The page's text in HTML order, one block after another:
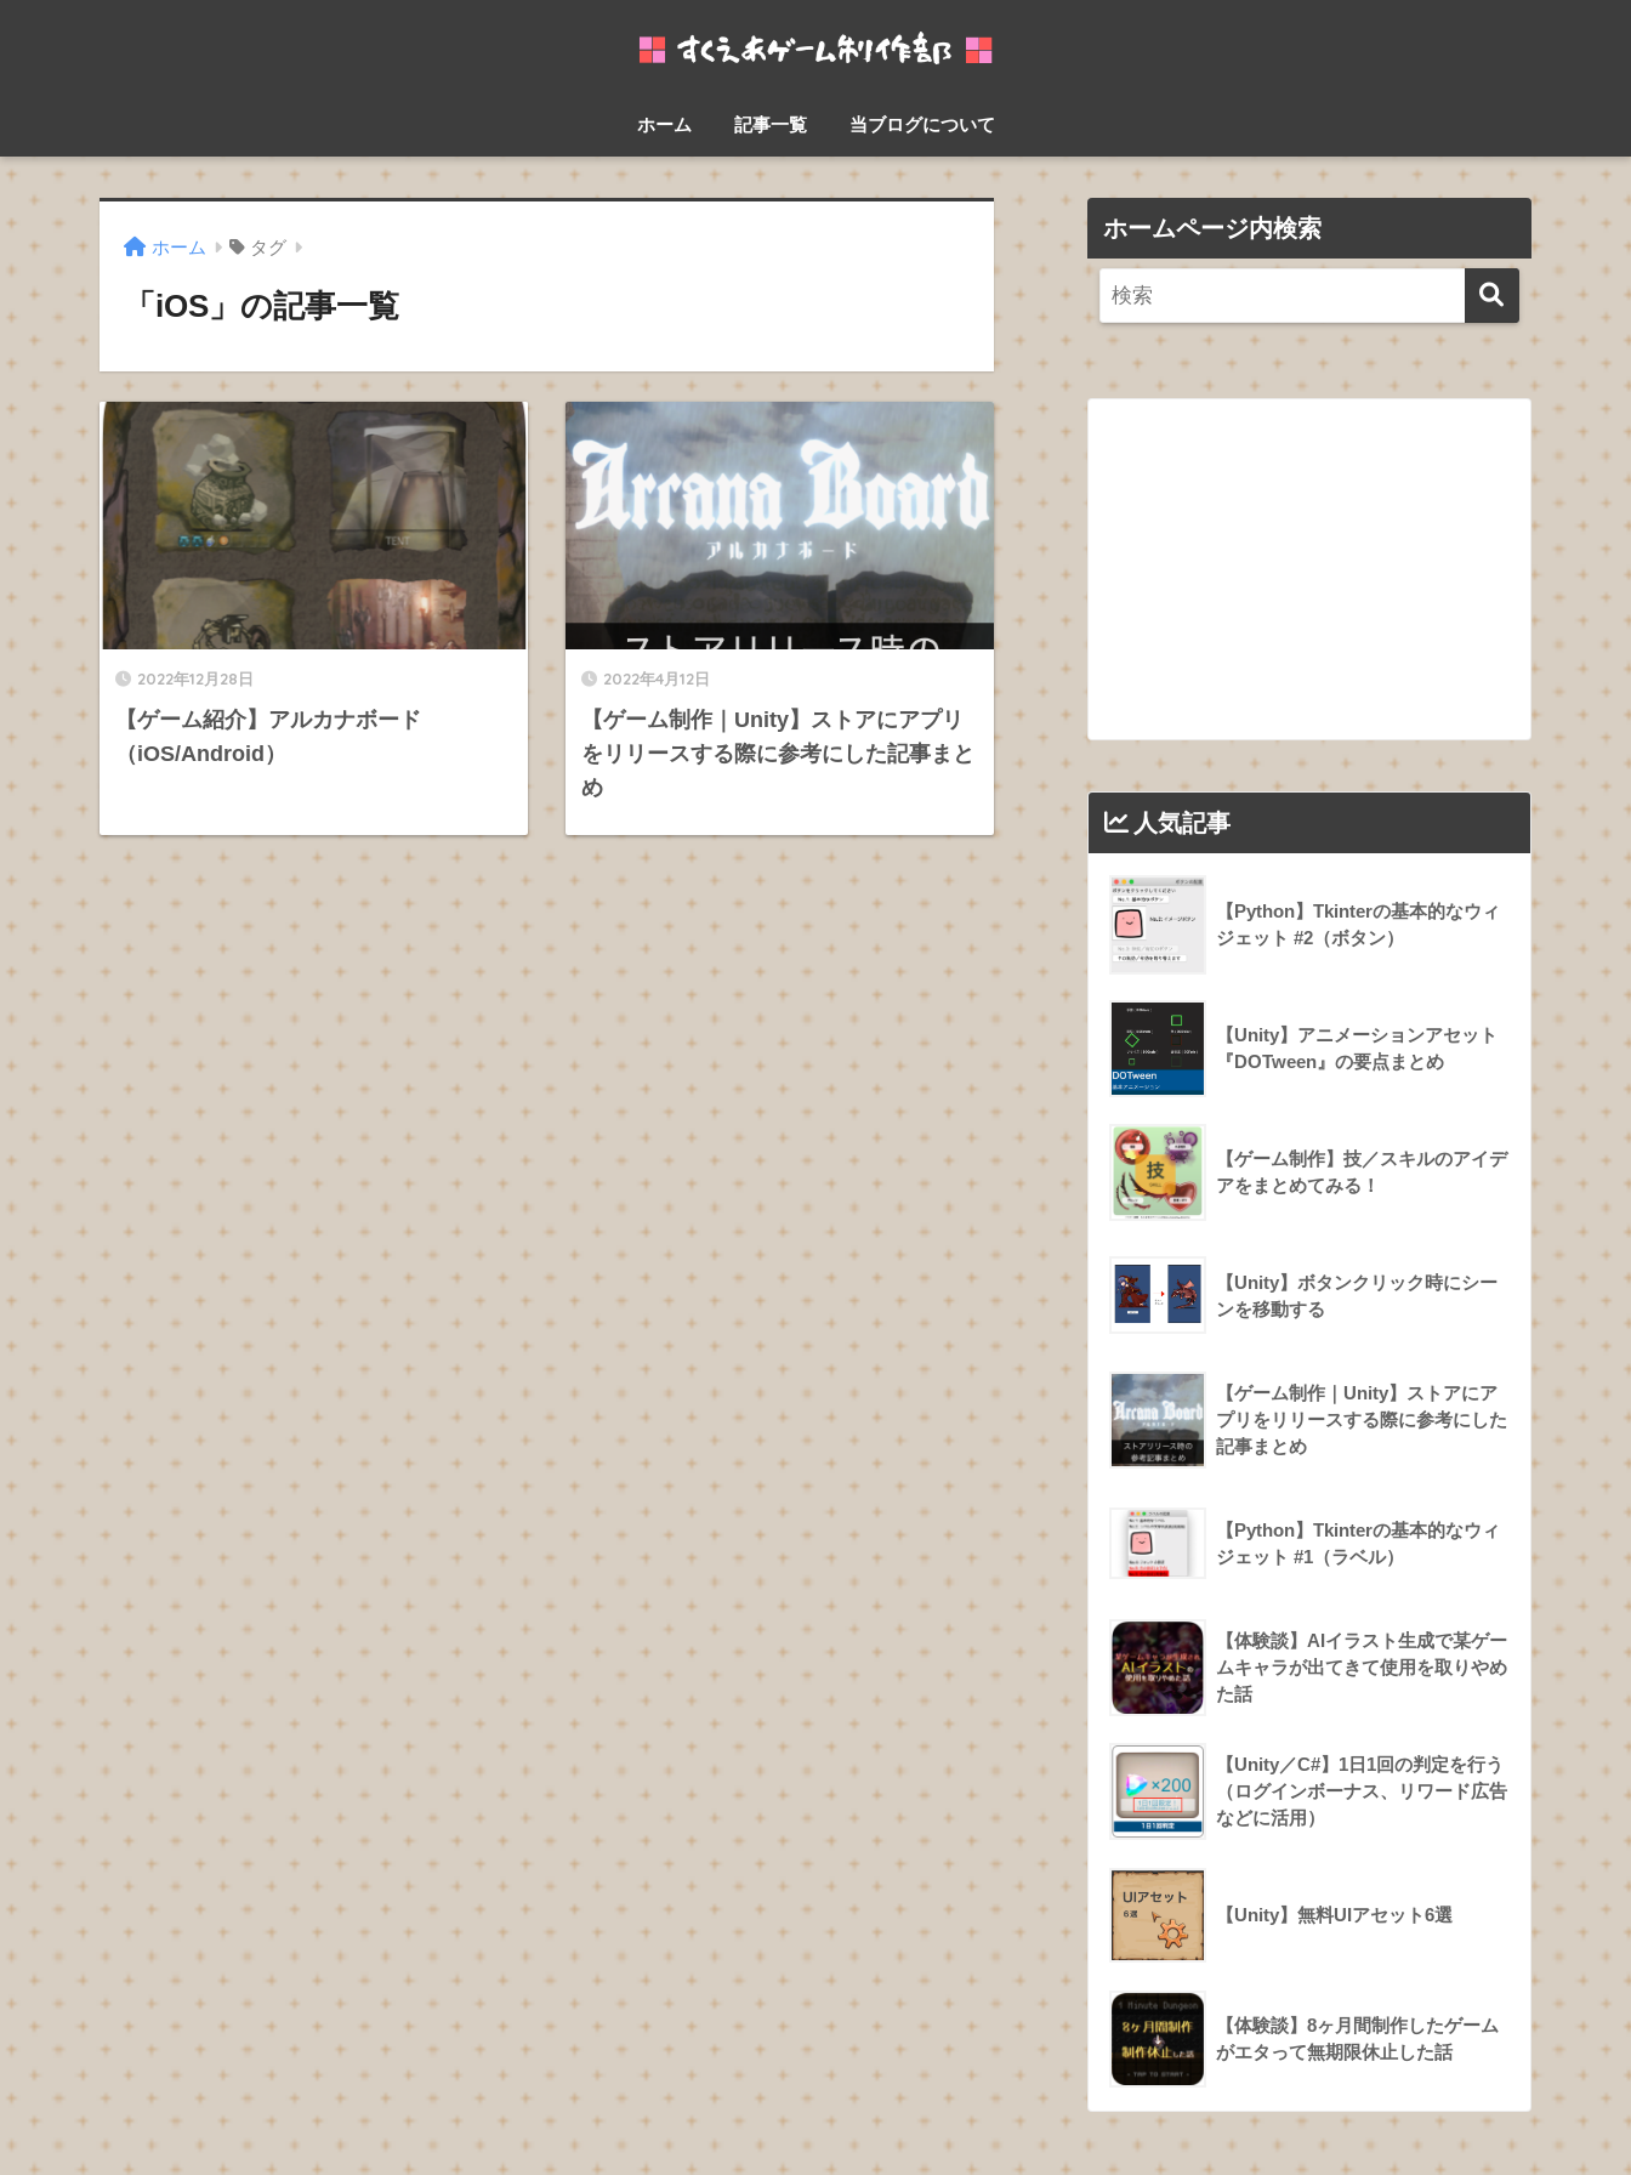
ホーム 記事一覧 当ブログについて
ホーム タグ
「iOS」の記事一覧
2022年12月28日
【ゲーム紹介】アルカナボード
（iOS/Android）
2022年4月12日
【ゲーム制作｜Unity】ストアにアプリ
をリリースする際に参考にした記事まと
め
ホームページ内検索
人気記事
【Python】Tkinterの基本的なウィ
ジェット #2（ボタン）
【Unity】アニメーションアセット
『DOTween』の要点まとめ
【ゲーム制作】技／スキルのアイデ
アをまとめてみる！
【Unity】ボタンクリック時にシー
ンを移動する
【ゲーム制作｜Unity】ストアにア
プリをリリースする際に参考にした
記事まとめ
【Python】Tkinterの基本的なウィ
ジェット #1（ラベル）
【体験談】AIイラスト生成で某ゲー
ムキャラが出てきて使用を取りやめ
た話
【Unity／C#】1日1回の判定を行う
（ログインボーナス、リワード広告
などに活用）
【Unity】無料UIアセット6選
【体験談】8ヶ月間制作したゲーム
がエタって無期限休止した話